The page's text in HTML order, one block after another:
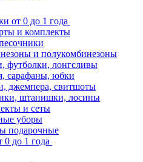
от 0 до 1 года
и комплекты
и полукомбинезоны
футболки, лонгсливы
сарафаны, юбки
джемпера, свитшоты
штанишки, лосины
и сеты
уборы
подарочные
0 до 1 года